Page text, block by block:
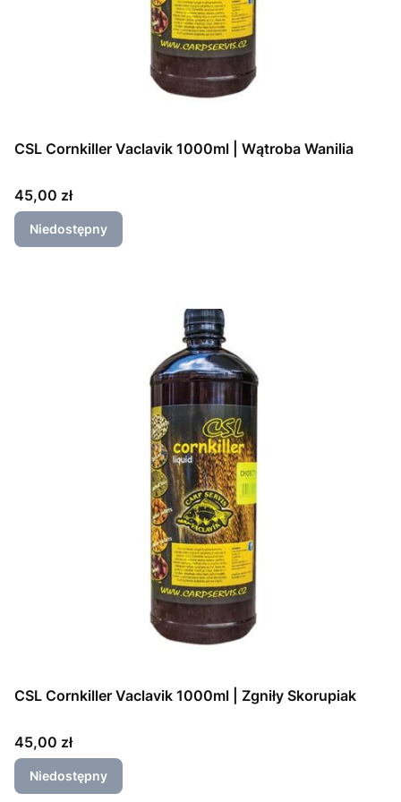
CSL Cornkiller Vaclavik 1000ml | Wątroba Wanilia
Cena
45,00 zł
Niedostępny
CSL Cornkiller Vaclavik 1000ml | Zgniły Skorupiak
Cena
45,00 zł
Niedostępny